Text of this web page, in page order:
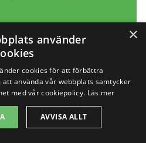
för
i andra
×
använder
cookies för att förbättra
använda vår webbplats samtycker
med vår cookiepolicy. Läs mer
AVVISA ALLT